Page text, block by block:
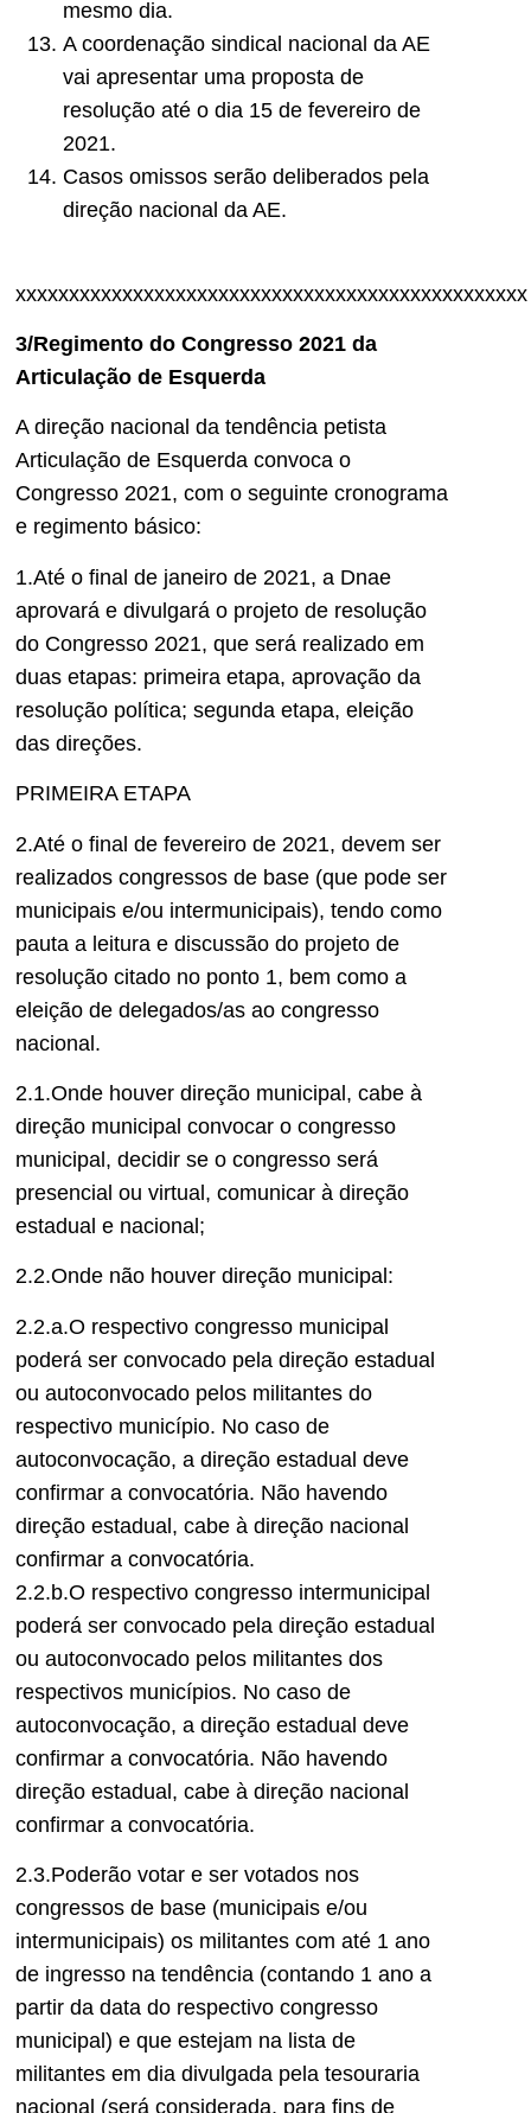
mesmo dia.
A coordenação sindical nacional da AE
vai apresentar uma proposta de
resolução até o dia 15 de fevereiro de
2021.
Casos omissos serão deliberados pela
direção nacional da AE.
xxxxxxxxxxxxxxxxxxxxxxxxxxxxxxxxxxxxxxxxxxxxxxxx
3/Regimento do Congresso 2021 da
Articulação de Esquerda
A direção nacional da tendência petista
Articulação de Esquerda convoca o
Congresso 2021, com o seguinte cronograma
e regimento básico:
1.Até o final de janeiro de 2021, a Dnae
aprovará e divulgará o projeto de resolução
do Congresso 2021, que será realizado em
duas etapas: primeira etapa, aprovação da
resolução política; segunda etapa, eleição
das direções.
PRIMEIRA ETAPA
2.Até o final de fevereiro de 2021, devem ser
realizados congressos de base (que pode ser
municipais e/ou intermunicipais), tendo como
pauta a leitura e discussão do projeto de
resolução citado no ponto 1, bem como a
eleição de delegados/as ao congresso
nacional.
2.1.Onde houver direção municipal, cabe à
direção municipal convocar o congresso
municipal, decidir se o congresso será
presencial ou virtual, comunicar à direção
estadual e nacional;
2.2.Onde não houver direção municipal:
2.2.a.O respectivo congresso municipal
poderá ser convocado pela direção estadual
ou autoconvocado pelos militantes do
respectivo município. No caso de
autoconvocação, a direção estadual deve
confirmar a convocatória. Não havendo
direção estadual, cabe à direção nacional
confirmar a convocatória.
2.2.b.O respectivo congresso intermunicipal
poderá ser convocado pela direção estadual
ou autoconvocado pelos militantes dos
respectivos municípios. No caso de
autoconvocação, a direção estadual deve
confirmar a convocatória. Não havendo
direção estadual, cabe à direção nacional
confirmar a convocatória.
2.3.Poderão votar e ser votados nos
congressos de base (municipais e/ou
intermunicipais) os militantes com até 1 ano
de ingresso na tendência (contando 1 ano a
partir da data do respectivo congresso
municipal) e que estejam na lista de
militantes em dia divulgada pela tesouraria
nacional (será considerada, para fins de